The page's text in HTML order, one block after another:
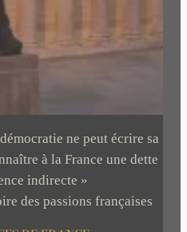
ne peut écrire sa
à la France une dette
indirecte »
des passions françaises